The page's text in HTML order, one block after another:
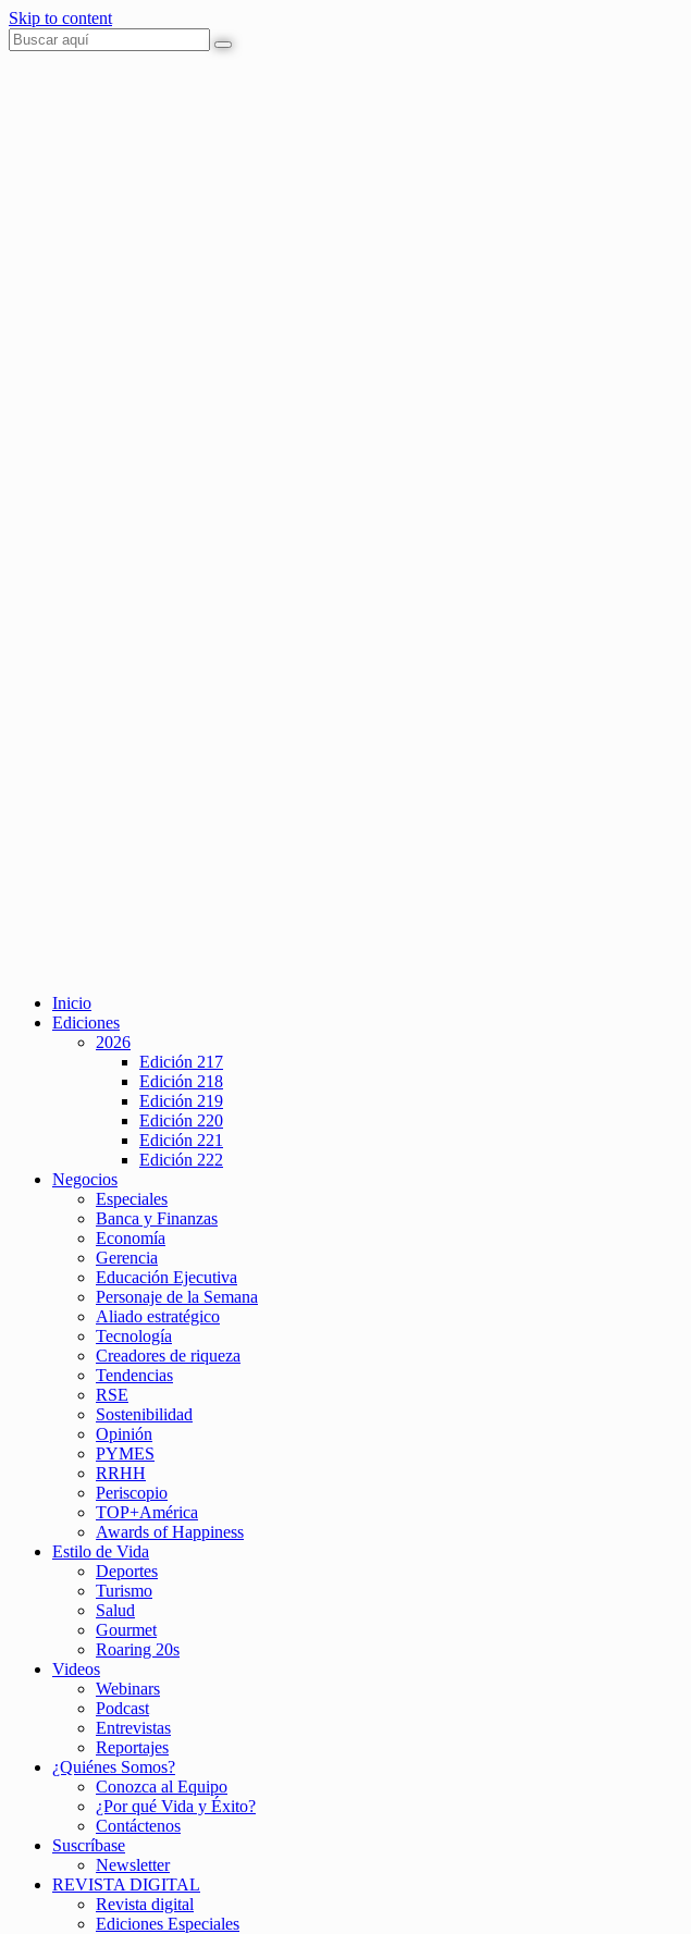
Skip to content
Inicio
Ediciones
2026
Edición 217
Edición 218
Edición 219
Edición 220
Edición 221
Edición 222
Negocios
Especiales
Banca y Finanzas
Economía
Gerencia
Educación Ejecutiva
Personaje de la Semana
Aliado estratégico
Tecnología
Creadores de riqueza
Tendencias
RSE
Sostenibilidad
Opinión
PYMES
RRHH
Periscopio
TOP+América
Awards of Happiness
Estilo de Vida
Deportes
Turismo
Salud
Gourmet
Roaring 20s
Videos
Webinars
Podcast
Entrevistas
Reportajes
¿Quiénes Somos?
Conozca al Equipo
¿Por qué Vida y Éxito?
Contáctenos
Suscríbase
Newsletter
REVISTA DIGITAL
Revista digital
Ediciones Especiales